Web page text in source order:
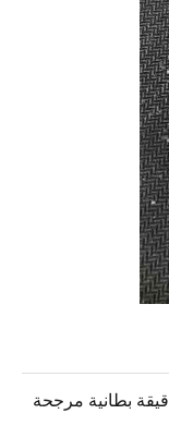
بطانية مرجحة